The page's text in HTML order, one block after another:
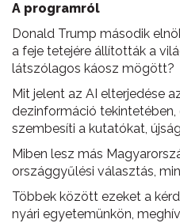
A programról
Donald Trump második
a feje tetejére állították a
látszólagos káosz mögött?
Mit jelent az AI elterjedése
dezinformáció tekintetében,
szembesíti a kutatókat,
Miben lesz más
országgyűlési választás,
Többek között ezeket a
nyári egyetemünkön,